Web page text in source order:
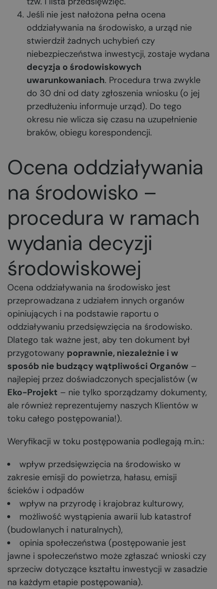
Jeśli nie jest nałożona pełna ocena
oddziaływania na środowisko, a urząd nie
stwierdził żadnych uchybień czy
niebezpieczeństwa inwestycji, zostaje wydana
decyzja o środowiskowych
uwarunkowaniach. Procedura trwa zwykle
do 30 dni od daty zgłoszenia wniosku (o jej
przedłużeniu informuje urząd). Do tego
okresu nie wlicza się czasu na uzupełnienie
braków, obiegu korespondencji.
Ocena oddziaływania
na środowisko –
procedura w ramach
wydania decyzji
środowiskowej
Ocena oddziaływania na środowisko jest
przeprowadzana z udziałem innych organów
opiniujących i na podstawie raportu o
oddziaływaniu przedsięwzięcia na środowisko.
Dlatego tak ważne jest, aby ten dokument był
przygotowany poprawnie, niezależnie i w
sposób nie budzący wątpliwości Organów –
najlepiej przez doświadczonych specjalistów (w
Eko-Projekt – nie tylko sporządzamy dokumenty,
ale również reprezentujemy naszych Klientów w
toku całego postępowania!).
Weryfikacji w toku postępowania podlegają m.in.:
wpływ przedsięwzięcia na środowisko w
zakresie emisji do powietrza, hałasu, emisji
ścieków i odpadów
wpływ na przyrodę i krajobraz kulturowy,
możliwość wystąpienia awarii lub katastrof
(budowlanych i naturalnych),
opinia społeczeństwa (postępowanie jest
jawne i społeczeństwo może zgłaszać wnioski czy
sprzeciw dotyczące kształtu inwestycji w zasadzie
na każdym etapie postępowania).